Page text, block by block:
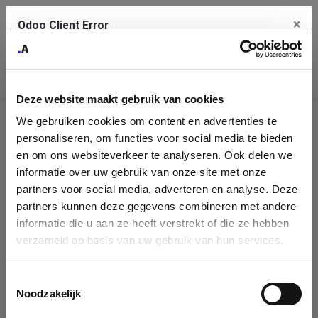
Deze website maakt gebruik van cookies
We gebruiken cookies om content en advertenties te
personaliseren, om functies voor social media te bieden
en om ons websiteverkeer te analyseren. Ook delen we
informatie over uw gebruik van onze site met onze
partners voor social media, adverteren en analyse. Deze
partners kunnen deze gegevens combineren met andere
informatie die u aan ze heeft verstrekt of die ze hebben
verzameld op basis van uw gebruik van hun services.
Noodzakelijk
Company
Identification
Please fill in your company details
You can search a company in our database by name, VAT or
enterprise ID. When a company is selected it will auto-complete the
form. If you don't find your company in our database, you can create
Odoo Client Error ×
service.
See details
Ok